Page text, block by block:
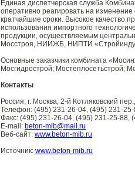
Единая диспетчерская служба
оперативно реагировать на
кратчайшие сроки. Высокое качество
использования импортного
продукции, осуществляемым
Мосстроя, НИИЖБ, НИПТИ
Основные заказчики комбината
Мосгидрострой; Мостеплосетьстрой;
Контакты
Россия, г. Москва, 2-й Котляковский
Телефон: (495) 231-26-04, (495) 231-
Факс: (495) 231-26-04, (495) 231-25-88,
E-mail: beton-mib@mail.ru
Веб-сайт: www.beton-mib.ru
Источник: www.beton-mib.ru